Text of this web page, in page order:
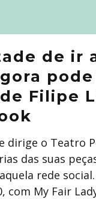
de ir
Filipe
dirige o Teatro
das suas
rede
com My Fair